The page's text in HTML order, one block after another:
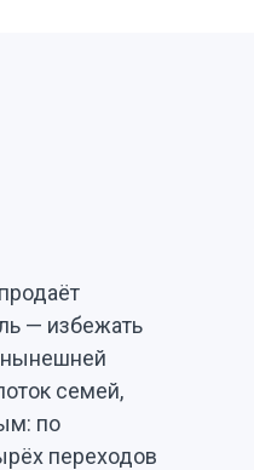
— избежать
нынешней
семей,
по
переходов